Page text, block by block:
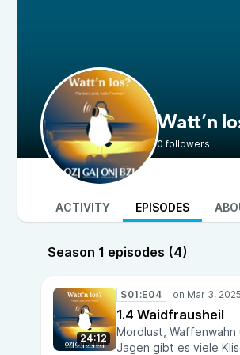
Watt’n
0 followers
ACTIVITY EPISODES
Season 1 episodes (4)
24:12
S01:E04
1.4 Waidfrausheil
Mordlust,
Jagen gibt es viele